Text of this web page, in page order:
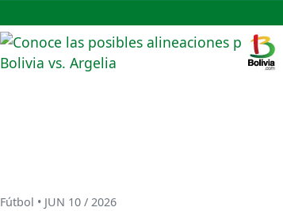
Fútbol • JUN 10 / 2026